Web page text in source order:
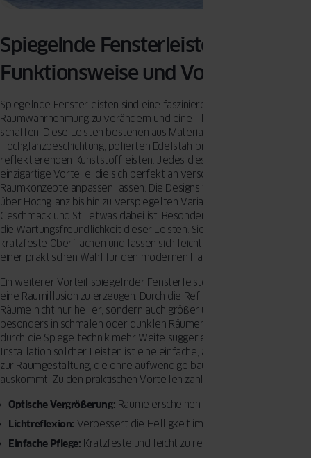
Spiegelnde Fensterleisten –
Funktionsweise und Vorteile
Spiegelnde Fensterleisten sind eine faszinierende Möglichkeit, die
Raumwahrnehmung zu verändern und eine Illusion von Weite zu
schaffen. Diese Leisten bestehen aus Materialien wie Aluminium mit
Hochglanzbeschichtung, polierten Edelstahlprofilen oder speziellen
reflektierenden Kunststoffleisten. Jedes dieser Materialien bietet
einzigartige Vorteile, die sich perfekt an verschiedene
Raumkonzepte anpassen lassen. Die Designs variieren von Mattglanz
über Hochglanz bis hin zu verspiegelten Varianten, sodass für jeden
Geschmack und Stil etwas dabei ist. Besonders hervorzuheben ist
die Wartungsfreundlichkeit dieser Leisten: Sie verfügen über
kratzfeste Oberflächen und lassen sich leicht reinigen, was sie zu
einer praktischen Wahl für den modernen Haushalt macht.
Ein weiterer Vorteil spiegelnder Fensterleisten ist ihre Fähigkeit,
eine Raumillusion zu erzeugen. Durch die Reflexion des Lichts wirken
Räume nicht nur heller, sondern auch größer und offener. Dies ist
besonders in schmalen oder dunklen Räumen von Vorteil, da sie
durch die Spiegeltechnik mehr Weite suggerieren können. Die
Installation solcher Leisten ist eine einfache, aber effektive Methode
zur Raumgestaltung, die ohne aufwendige bauliche Veränderungen
auskommt. Zu den praktischen Vorteilen zählen:
Optische Vergrößerung: Räume erscheinen größer und luftiger.
Lichtreflexion: Verbessert die Helligkeit im Raum.
Einfache Pflege: Kratzfeste und leicht zu reinigende Oberflächen.